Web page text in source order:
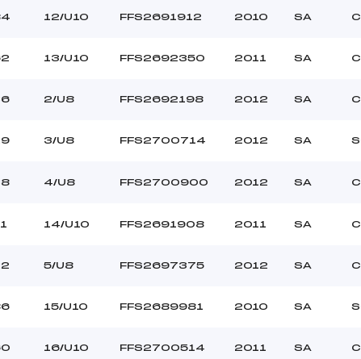
12/U10 FFS2691912 2010 SA
13/U10 FFS2692350 2011 SA
2/U8 FFS2692198 2012 SA
3/U8 FFS2700714 2012 SA
4/U8 FFS2700900 2012 SA
14/U10 FFS2691908 2011 SA
5/U8 FFS2697375 2012 SA
15/U10 FFS2689981 2010 SA
16/U10 FFS2700514 2011 SA